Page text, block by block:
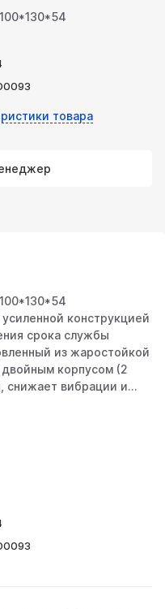
товара
конструкцией
срока службы
из жаростойкой
корпусом (2
снижает вибрации и
штатных «банок» или
прогорание даже
11% хрома),